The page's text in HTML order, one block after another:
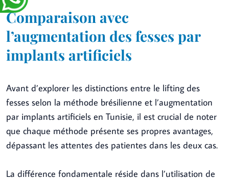
Comparaison avec
l’augmentation des fesses par
implants artificiels
Avant d’explorer les distinctions entre le lifting des
fesses selon la méthode brésilienne et l’augmentation
par implants artificiels en Tunisie, il est crucial de noter
que chaque méthode présente ses propres avantages,
dépassant les attentes des patientes dans les deux cas.
La différence fondamentale réside dans l’utilisation de